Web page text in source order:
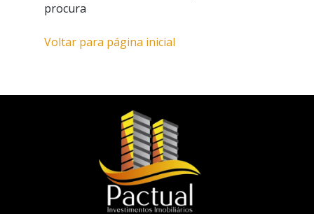
procura
Voltar para página inicial